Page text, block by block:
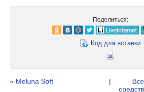
Поделиться:
Код для вставки
« Meluna Soft |